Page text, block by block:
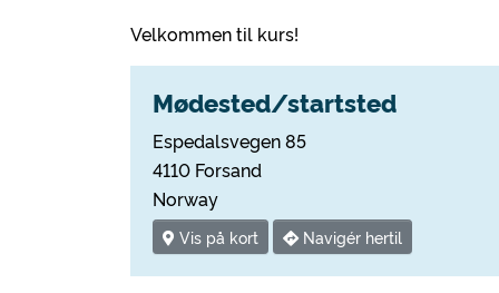
Velkommen til kurs!
Mødested/startsted
Espedalsvegen 85
4110 Forsand
Norway
Vis på kort Navigér hertil